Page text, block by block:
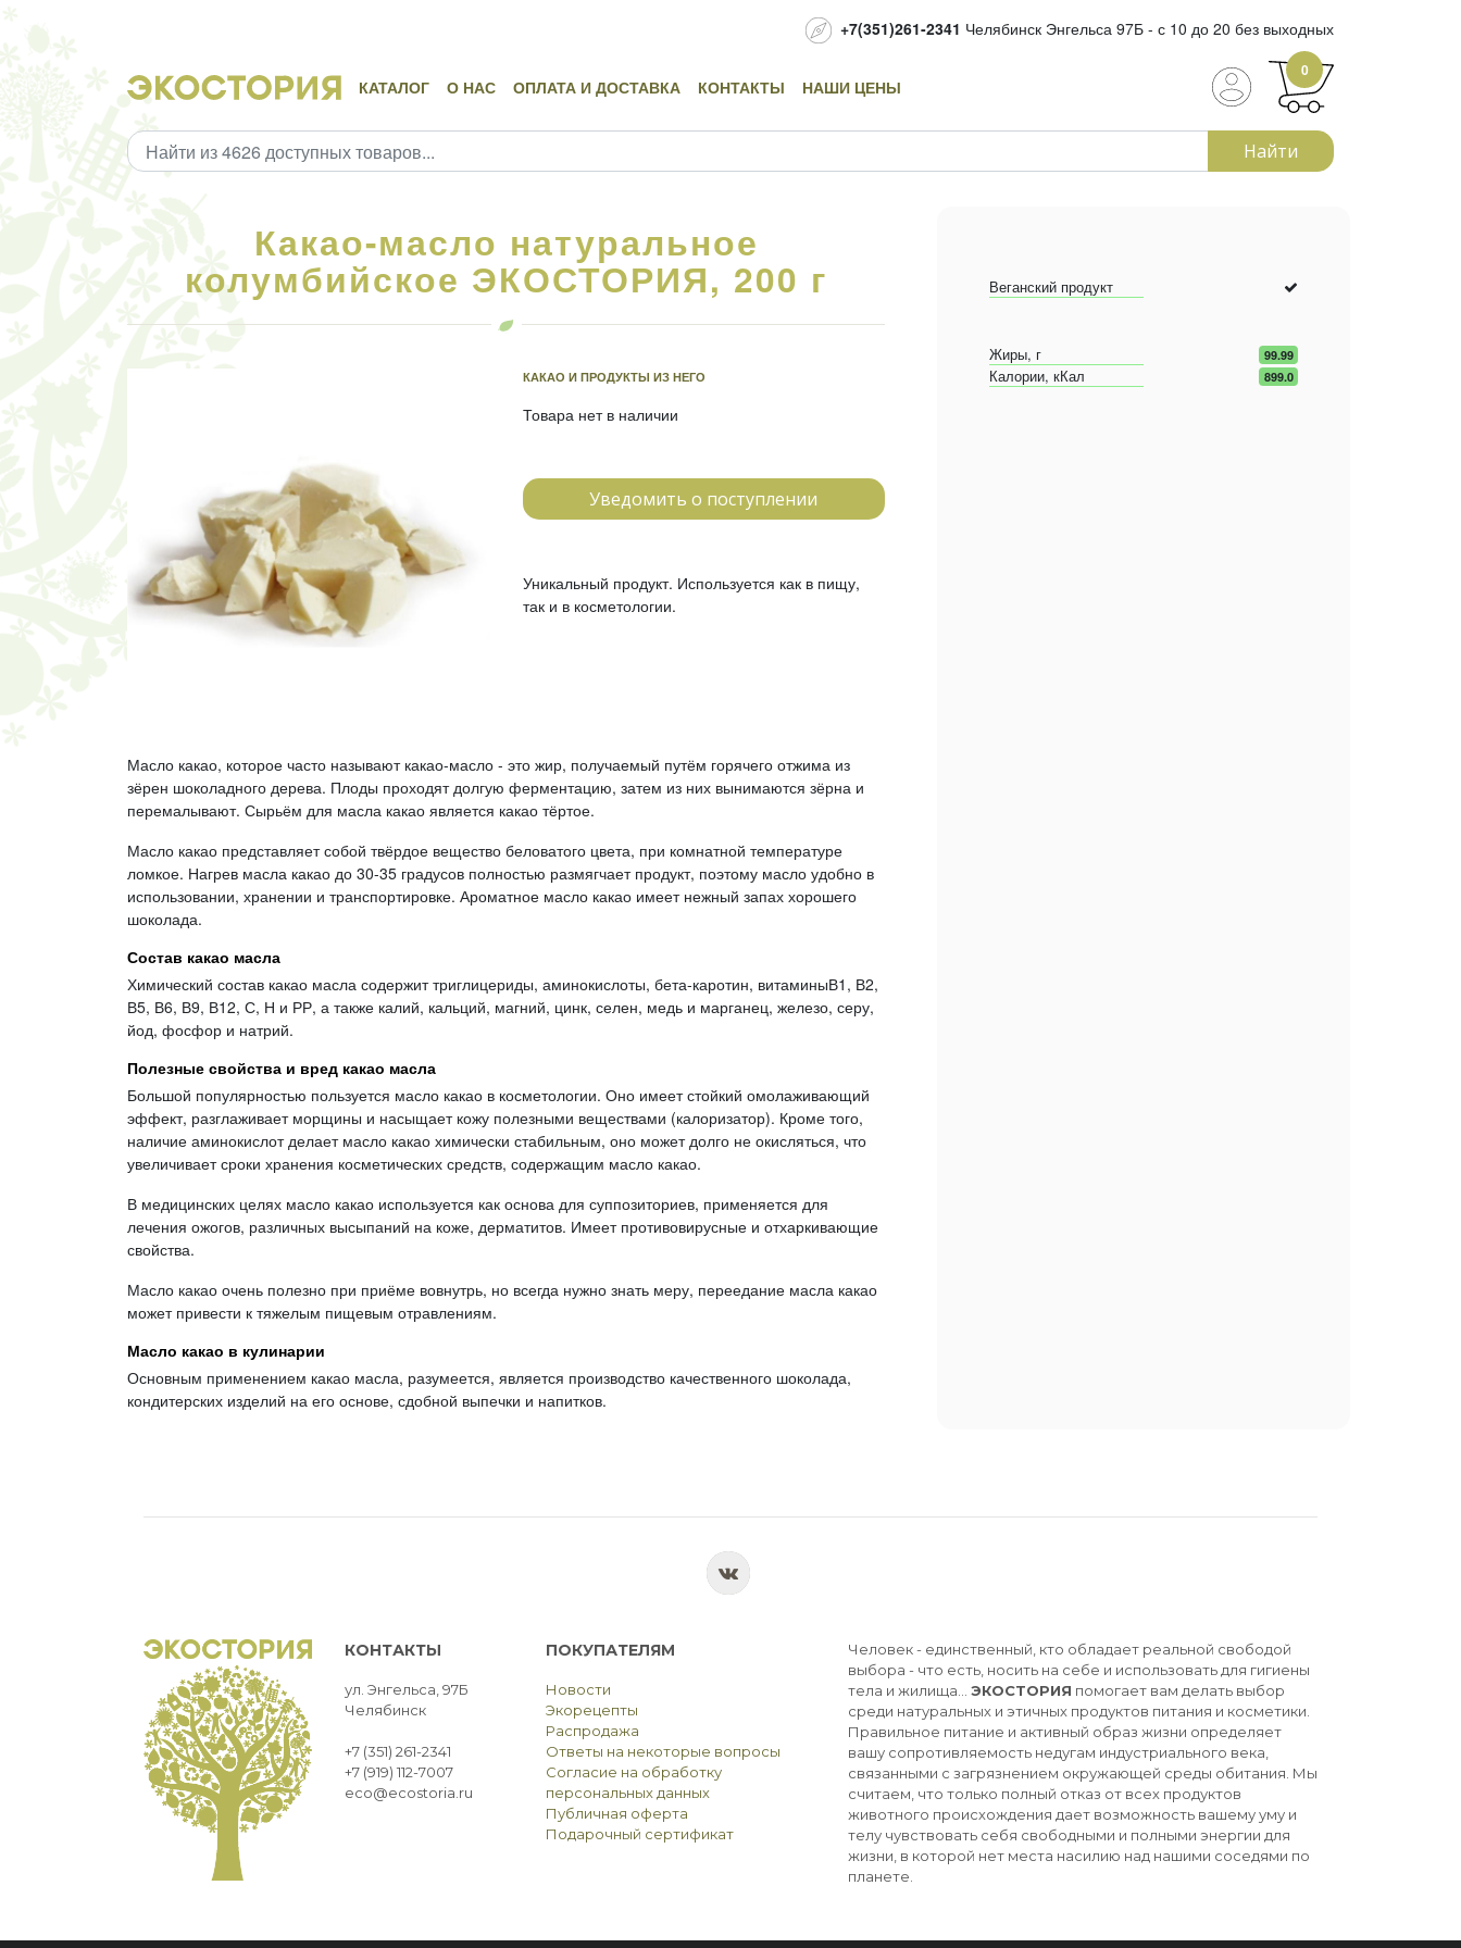
+7(351)261-2341 Челябинск Энгельса 97Б - с 10 до 20 без выходных
КАТАЛОГ О НАС ОПЛАТА И ДОСТАВКА КОНТАКТЫ НАШИ ЦЕНЫ
0
Найти
Какао-масло натуральное
колумбийское ЭКОСТОРИЯ, 200 г
КАКАО И ПРОДУКТЫ ИЗ НЕГО
Товара нет в наличии
Уведомить о поступлении
Уникальный продукт. Используется как в пищу,
так и в косметологии.
Масло какао, которое часто называют какао-масло - это жир, получаемый путём горячего отжима из
зёрен шоколадного дерева. Плоды проходят долгую ферментацию, затем из них вынимаются зёрна и
перемалывают. Сырьём для масла какао является какао тёртое.
Масло какао представляет собой твёрдое вещество беловатого цвета, при комнатной температуре
ломкое. Нагрев масла какао до 30-35 градусов полностью размягчает продукт, поэтому масло удобно в
использовании, хранении и транспортировке. Ароматное масло какао имеет нежный запах хорошего
шоколада.
Состав какао масла
Химический состав какао масла содержит триглицериды, аминокислоты, бета-каротин, витаминыВ1, В2,
В5, В6, В9, В12, С, Н и РР, а также калий, кальций, магний, цинк, селен, медь и марганец, железо, серу,
йод, фосфор и натрий.
Полезные свойства и вред какао масла
Большой популярностью пользуется масло какао в косметологии. Оно имеет стойкий омолаживающий
эффект, разглаживает морщины и насыщает кожу полезными веществами (калоризатор). Кроме того,
наличие аминокислот делает масло какао химически стабильным, оно может долго не окисляться, что
увеличивает сроки хранения косметических средств, содержащим масло какао.
В медицинских целях масло какао используется как основа для суппозиториев, применяется для
лечения ожогов, различных высыпаний на коже, дерматитов. Имеет противовирусные и отхаркивающие
свойства.
Масло какао очень полезно при приёме вовнутрь, но всегда нужно знать меру, переедание масла какао
может привести к тяжелым пищевым отравлениям.
Масло какао в кулинарии
Основным применением какао масла, разумеется, является производство качественного шоколада,
кондитерских изделий на его основе, сдобной выпечки и напитков.
Веганский продукт
Жиры, г 99.99
Калории, кКал 899.0
КОНТАКТЫ
ул. Энгельса, 97Б
Челябинск
+7 (351) 261-2341
+7 (919) 112-7007
eco@ecostoria.ru
ПОКУПАТЕЛЯМ
Новости
Экорецепты
Распродажа
Ответы на некоторые вопросы
Согласие на обработку
персональных данных
Публичная оферта
Подарочный сертификат
Человек - единственный, кто обладает реальной свободой
выбора - что есть, носить на себе и использовать для гигиены
тела и жилища... ЭКОСТОРИЯ помогает вам делать выбор
среди натуральных и этичных продуктов питания и косметики.
Правильное питание и активный образ жизни определяет
вашу сопротивляемость недугам индустриального века,
связанными с загрязнением окружающей среды обитания. Мы
считаем, что только полный отказ от всех продуктов
животного происхождения дает возможность вашему уму и
телу чувствовать себя свободными и полными энергии для
жизни, в которой нет места насилию над нашими соседями по
планете.